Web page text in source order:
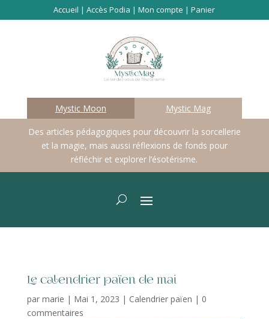
Accueil |Accès Podia |Mon compte |Panier
Mystic Moon Mystic Mag
Des articles pédagogiques pour découvrir la sorcellerie
et la magie, mais aussi réflexions de fonds pour
réfléchir et explorer l’ésotérisme.
Le calendrier païen de mai
par marie | Mai 1, 2023 | Calendrier païen | 0
commentaires